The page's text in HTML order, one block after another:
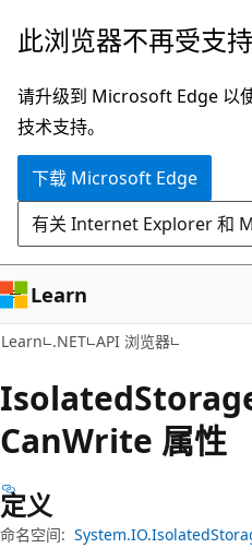
跳
主
要
内
跳
页
内
导
此浏览器不再受支持
请升级到 Microsoft Edge 以
技术支持。
下载 Microsoft Edge
有关 Internet Explorer 和
Learn
Learn .NET API 浏览器
Isolated
CanWrite 属性
定义
命名空间: